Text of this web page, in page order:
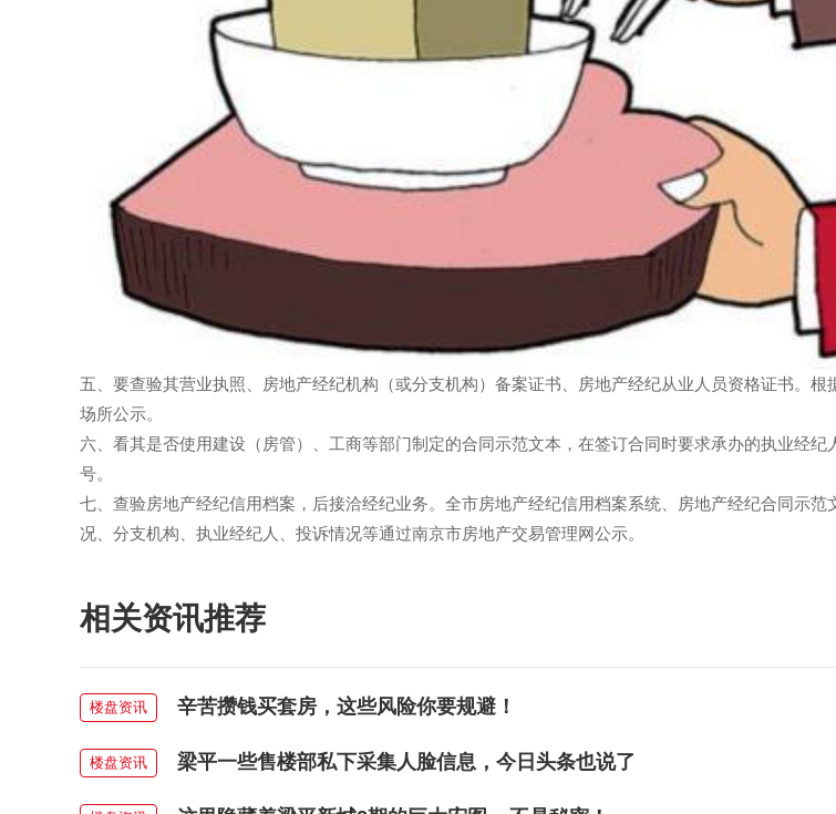
五、要查验其营业执照、房地产经纪机构（或分支机构）备案证书、房地产经纪从业人员资格证书。
场所公示。
六、看其是否使用建设（房管）、工商等部门制定的合同示范文本，在签订合同时要求承办的执业经纪
号。
七、查验房地产经纪信用档案，后接洽经纪业务。全市房地产经纪信用档案系统、房地产经纪合同示范
况、分支机构、执业经纪人、投诉情况等通过南京市房地产交易管理网公示。
相关资讯推荐
楼盘资讯 辛苦攒钱买套房，这些风险你要规避！
楼盘资讯 梁平一些售楼部私下采集人脸信息，今日头条也说了